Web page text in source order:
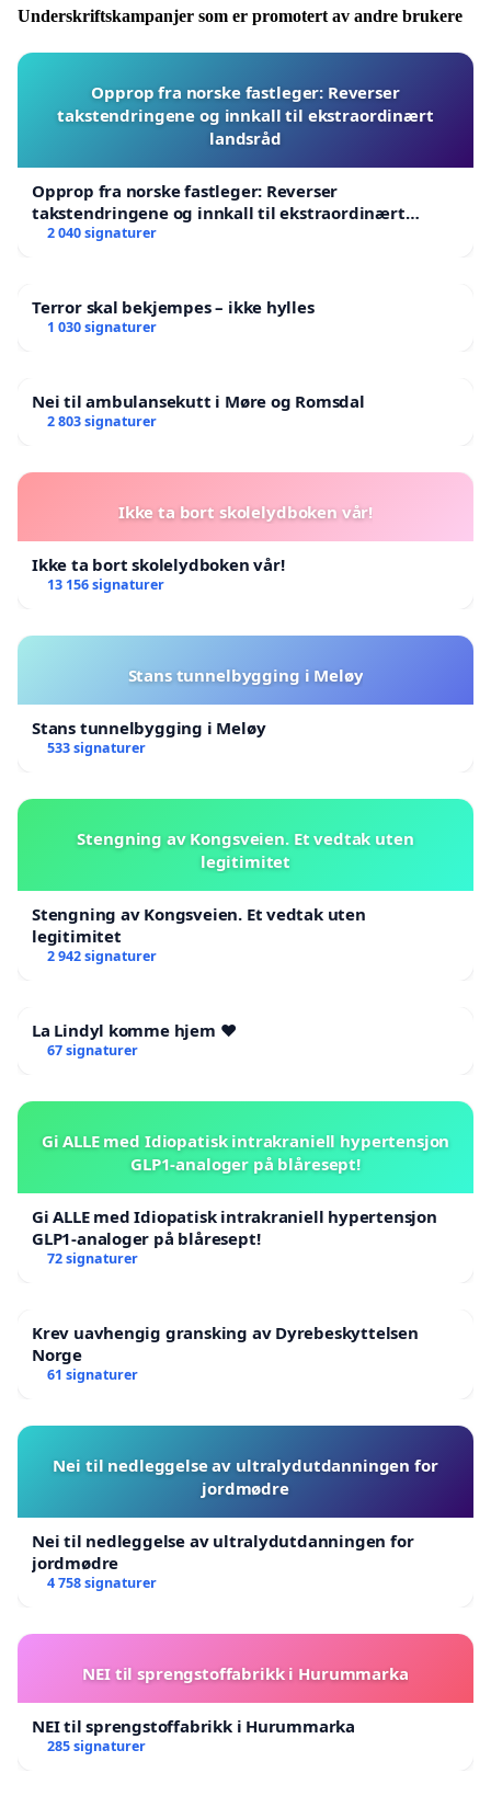
Underskriftskampanjer som er promotert av andre brukere
Opprop fra norske fastleger: Reverser
takstendringene og innkall til ekstraordinært
landsråd
Opprop fra norske fastleger: Reverser
takstendringene og innkall til ekstraordinært
landsråd
2 040 signaturer
Terror skal bekjempes – ikke hylles
1 030 signaturer
Nei til ambulansekutt i Møre og Romsdal
2 803 signaturer
Ikke ta bort skolelydboken vår!
Ikke ta bort skolelydboken vår!
13 156 signaturer
Stans tunnelbygging i Meløy
Stans tunnelbygging i Meløy
533 signaturer
Stengning av Kongsveien. Et vedtak uten
legitimitet
Stengning av Kongsveien. Et vedtak uten
legitimitet
2 942 signaturer
La Lindyl komme hjem ❤️
67 signaturer
Gi ALLE med Idiopatisk intrakraniell hypertensjon
GLP1-analoger på blåresept!
Gi ALLE med Idiopatisk intrakraniell hypertensjon
GLP1-analoger på blåresept!
72 signaturer
Krev uavhengig gransking av Dyrebeskyttelsen
Norge
61 signaturer
Nei til nedleggelse av ultralydutdanningen for
jordmødre
Nei til nedleggelse av ultralydutdanningen for
jordmødre
4 758 signaturer
NEI til sprengstoffabrikk i Hurummarka
NEI til sprengstoffabrikk i Hurummarka
285 signaturer